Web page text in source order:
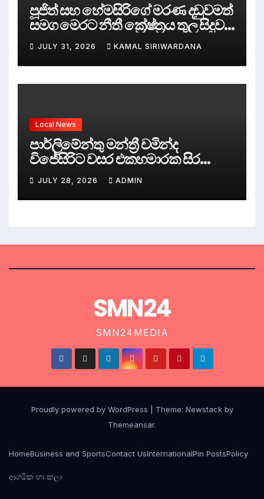
පූජිත් සහ හේමසිරිගේ මරණ දඩුවමත්
සමග මෙරට නීතී ක්‍රේෂ්ත්‍රය තුල සිදුව
ඇත්තේ කුමක්ද ?
JULY 31, 2026 KAMAL SIRIWARDANA
Local News
පාර්ලිමේන්තු මන්ත්‍රී චමින්ද
විජේසිරිට වසර එකහමාරක සිර
දඬුවම්.
JULY 28, 2026 ADMIN
SMN24
SMN24MEDIA
Proudly powered by WordPress Theme: Newstackby
Themeansar.
HomeBusiness and SportsContact UsInternationalPin PostsPolicy
ආගමික හා කලා